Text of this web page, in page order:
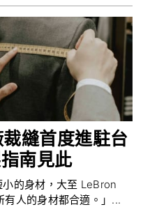
縫首度進駐台
南見此
的身材，大至 LeBron
人的身材都合適。」...